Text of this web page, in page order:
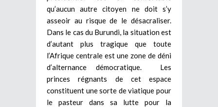
qu’aucun autre citoyen ne doit s’y
asseoir au risque de le désacraliser.
Dans le cas du Burundi, la situation est
d’autant plus tragique que toute
l’Afrique centrale est une zone de déni
d’alternance démocratique. Les
princes régnants de cet espace
constituent une sorte de viatique pour
le pasteur dans sa lutte pour la